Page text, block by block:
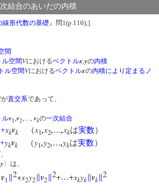
次結合のあいだの内積
線形代数の基礎 』問1(p.116);]
間
ル空間Vにおけるベクトルx,yの内積
ル空間Vにおけるベクトルxの内積により定まるノ
が直交系であって、
ルv1,v2,…, vkの一次結合
+xkvk （x1,x2,…,xkは実数）
+ykvk （y1,y2,…,ykは実数）
、
y 〉は、
v1
2+x2y2 v2
2+…+xkyk vk
2